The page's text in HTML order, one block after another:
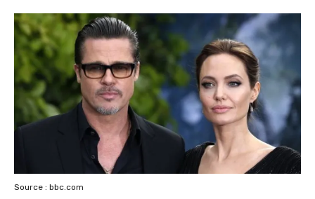
Source : bbc.com